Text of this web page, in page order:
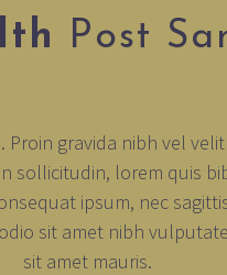
Post
Proin gravida nibh vel
sollicitudin, lorem quis
ipsum, nec
sit amet nibh
sit amet mauris.